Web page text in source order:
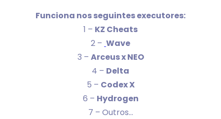
Funciona nos seguintes executores:
1 – KZ Cheats
2 – Wave
3 – Arceus x NEO
4 – Delta
5 – Codex X
6 – Hydrogen
7 – Outros…